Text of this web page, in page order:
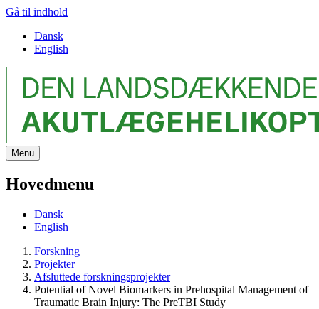
Gå til indhold
Dansk
English
Menu
Hovedmenu
Dansk
English
Forskning
Projekter
Afsluttede forskningsprojekter
Potential of Novel Biomarkers in Prehospital Management of
Traumatic Brain Injury: The PreTBI Study